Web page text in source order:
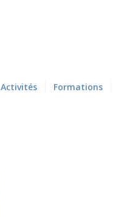
Activités Formations